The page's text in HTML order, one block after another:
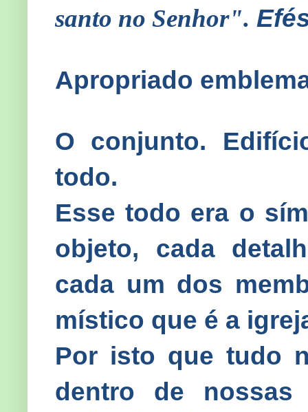
santo no Senhor".
Apropriado
O conjunto.
todo.
Esse todo era o
objeto, cada
cada um dos
místico que é a
Por isto que tudo
dentro de nossas